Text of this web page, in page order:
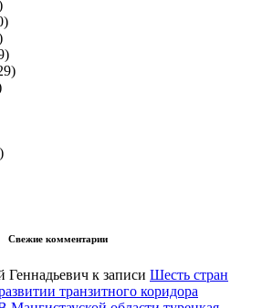
Свежие комментарии
к записи Шесть стран
транзитного коридора